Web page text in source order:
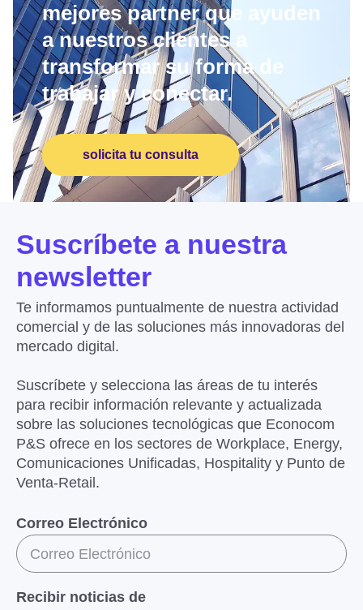
mejores partner que ayuden
a nuestros clientes a
transformar su forma de
trabajar y conectar.
solicita tu consulta
Suscríbete a nuestra
newsletter
Te informamos puntualmente de nuestra actividad
comercial y de las soluciones más innovadoras del
mercado digital.
Suscríbete y selecciona las áreas de tu interés
para recibir información relevante y actualizada
sobre las soluciones tecnológicas que Econocom
P&S ofrece en los sectores de Workplace, Energy,
Comunicaciones Unificadas, Hospitality y Punto de
Venta-Retail.
Correo Electrónico
Recibir noticias de